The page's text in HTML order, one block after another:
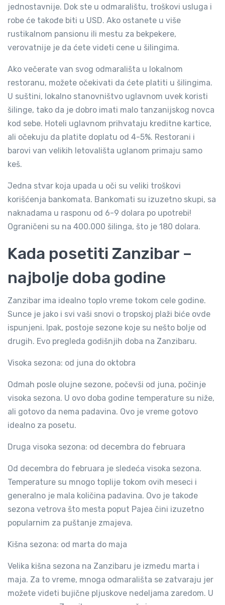
jednostavnije. Dok ste u odmaralištu, troškovi usluga i
robe će takođe biti u USD. Ako ostanete u više
rustikalnom pansionu ili mestu za bekpekere,
verovatnije je da ćete videti cene u šilingima.
Ako večerate van svog odmarališta u lokalnom
restoranu, možete očekivati da ćete platiti u šilingima.
U suštini, lokalno stanovništvo uglavnom uvek koristi
šilinge, tako da je dobro imati malo tanzanijskog novca
kod sebe. Hoteli uglavnom prihvataju kreditne kartice,
ali očekuju da platite doplatu od 4-5%. Restorani i
barovi van velikih letovališta uglanom primaju samo
keš.
Jedna stvar koja upada u oči su veliki troškovi
korišćenja bankomata. Bankomati su izuzetno skupi, sa
naknadama u rasponu od 6-9 dolara po upotrebi!
Ograničeni su na 400.000 šilinga, što je 180 dolara.
Kada posetiti Zanzibar –
najbolje doba godine
Zanzibar ima idealno toplo vreme tokom cele godine.
Sunce je jako i svi vaši snovi o tropskoj plaži biće ovde
ispunjeni. Ipak, postoje sezone koje su nešto bolje od
drugih. Evo pregleda godišnjih doba na Zanzibaru.
Visoka sezona: od juna do oktobra
Odmah posle olujne sezone, počevši od juna, počinje
visoka sezona. U ovo doba godine temperature su niže,
ali gotovo da nema padavina. Ovo je vreme gotovo
idealno za posetu.
Druga visoka sezona: od decembra do februara
Od decembra do februara je sledeća visoka sezona.
Temperature su mnogo toplije tokom ovih meseci i
generalno je mala količina padavina. Ovo je takođe
sezona vetrova što mesta poput Pajea čini izuzetno
popularnim za puštanje zmajeva.
Kišna sezona: od marta do maja
Velika kišna sezona na Zanzibaru je između marta i
maja. Za to vreme, mnoga odmarališta se zatvaraju jer
možete videti bujične pljuskove nedeljama zaredom. U